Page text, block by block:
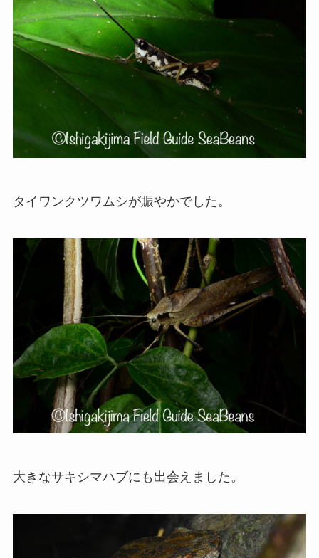
タイワンクツワムシが賑やかでした。
大きなサキシマハブにも出会えました。